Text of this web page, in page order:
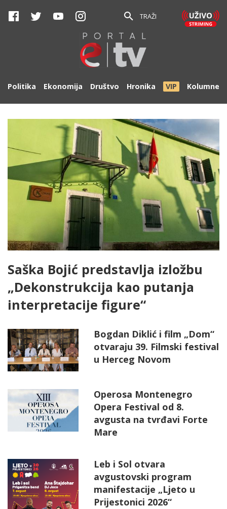
TRAŽI
Politika Ekonomija Društvo Hronika VIP Kolumne
Saška Bojić predstavlja izložbu
„Dekonstrukcija kao putanja
interpretacije figure“
Bogdan Diklić i film „Dom“
otvaraju 39. Filmski festival
u Herceg Novom
Operosa Montenegro
Opera Festival od 8.
avgusta na tvrđavi Forte
Mare
Leb i Sol otvara
avgustovski program
manifestacije „Ljeto u
Prijestonici 2026“